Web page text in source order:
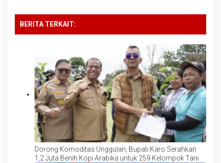
BERITA TERKAIT:
Dorong Komoditas Unggulan, Bupati Karo Serahkan
1,2 Juta Benih Kopi Arabika untuk 259 Kelompok Tani